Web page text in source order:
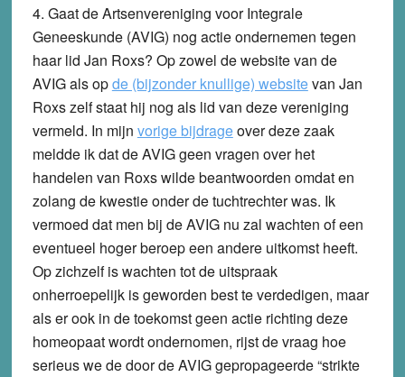
4. Gaat de Artsenvereniging voor Integrale
Geneeskunde (AVIG) nog actie ondernemen tegen
haar lid Jan Roxs? Op zowel de website van de
AVIG als opde (bijzonder knullige) websitevan Jan
Roxs zelf staat hij nog als lid van deze vereniging
vermeld. In mijn vorige bijdrageover deze zaak
meldde ik dat de AVIG geen vragen over het
handelen van Roxs wilde beantwoorden omdat en
zolang de kwestie onder de tuchtrechter was. Ik
vermoed dat men bij de AVIG nu zal wachten of een
eventueel hoger beroep een andere uitkomst heeft.
Op zichzelf is wachten tot de uitspraak
onherroepelijk is geworden best te verdedigen, maar
als er ook in de toekomst geen actie richting deze
homeopaat wordt ondernomen, rijst de vraag hoe
serieus we de door de AVIG gepropageerde “strikte